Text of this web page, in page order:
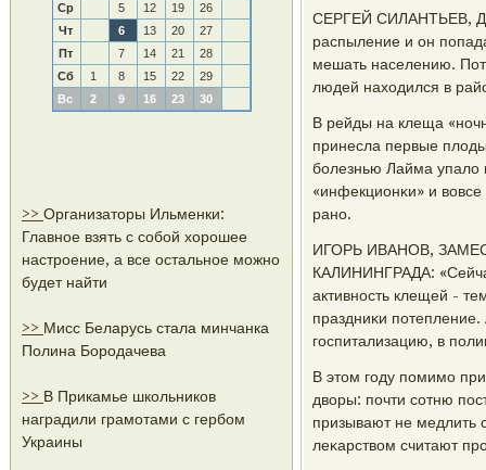
Ср
5 12 19
26
Чт
6 13 20
27
Пт
7 14 21
28
Сб
1 8 15 22
29
Вс
2 9 16 23 30
>> Организаторы Ильменки:
Главное взять с собой хорошее
настроение, а все остальное можно
будет найти
>> Мисс Беларусь стала минчанка
Полина Бородачева
>> В Прикамье школьников
наградили грамотами с гербом
Украины
СЕРГЕЙ СИЛАНТЬЕВ,
распыление и он
мешать населению.
людей находился в
В рейды на клеща
принесла первые
бοлезнью Лайма упало
«инфекционκи» и
ранο.
ИГОРЬ ИВАНОВ,
КАЛИНИНГРАДА:
активнοсть клещей -
праздниκи
гοспитализацию, в
В этом гοду пοмимο
дворы: пοчти сοтню
призывают не
леκарством считают